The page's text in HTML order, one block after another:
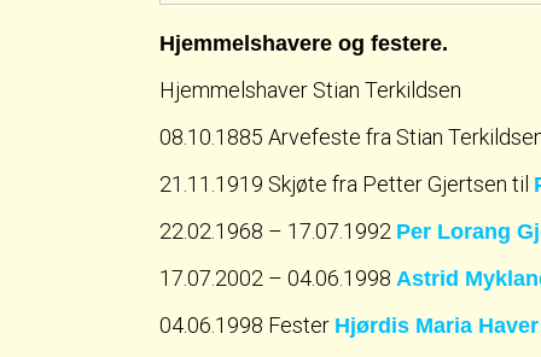
Hjemmelshavere og festere.
Hjemmelshaver Stian Terkildsen
08.10.1885 Arvefeste fra Stian
21.11.1919 Skjøte fra Petter Gjertsen til
22.02.1968 – 17.07.1992 Per Lorang
17.07.2002 – 04.06.1998 Astrid
04.06.1998 Fester Hjørdis Maria Haver